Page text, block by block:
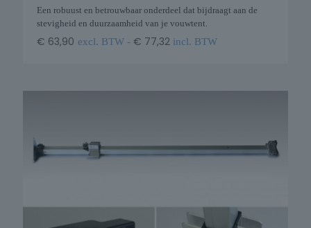
Een robuust en betrouwbaar onderdeel dat bijdraagt aan de
stevigheid en duurzaamheid van je vouwtent.
€ 63,90 excl. BTW - € 77,32 incl. BTW